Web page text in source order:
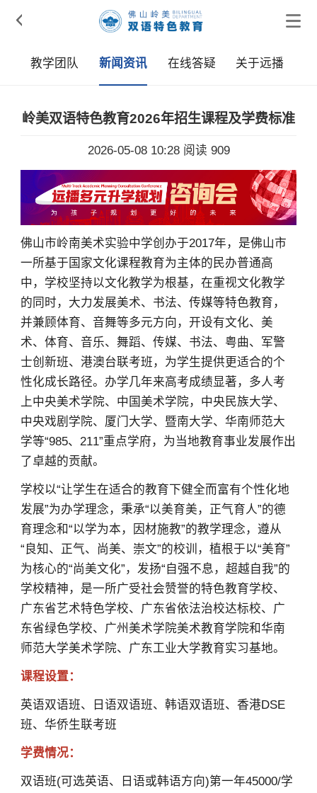

教学团队 新闻资讯 在线答疑 关于远播
岭美双语特色教育2026年招生课程及学费标准
2026-05-08 10:28 阅读 909
佛山市岭南美术实验中学创办于2017年，是佛山市
一所基于国家文化课程教育为主体的民办普通高
中，学校坚持以文化教学为根基，在重视文化教学
的同时，大力发展美术、书法、传媒等特色教育，
并兼顾体育、音舞等多元方向，开设有文化、美
术、体育、音乐、舞蹈、传媒、书法、粤曲、军警
士创新班、港澳台联考班，为学生提供更适合的个
性化成长路径。办学几年来高考成绩显著，多人考
上中央美术学院、中国美术学院，中央民族大学、
中央戏剧学院、厦门大学、暨南大学、华南师范大
学等“985、211”重点学府，为当地教育事业发展作出
了卓越的贡献。
学校以“让学生在适合的教育下健全而富有个性化地
发展”为办学理念，秉承“以美育美，正气育人”的德
育理念和“以学为本，因材施教”的教学理念，遵从
“良知、正气、尚美、崇文”的校训，植根于以“美育”
为核心的“尚美文化”，发扬“自强不息，超越自我”的
学校精神，是一所广受社会赞誉的特色教育学校、
广东省艺术特色学校、广东省依法治校达标校、广
东省绿色学校、广州美术学院美术教育学院和华南
师范大学美术学院、广东工业大学教育实习基地。
课程设置：
英语双语班、日语双语班、韩语双语班、香港DSE
班、华侨生联考班
学费情况：
双语班(可选英语、日语或韩语方向)第一年45000/学